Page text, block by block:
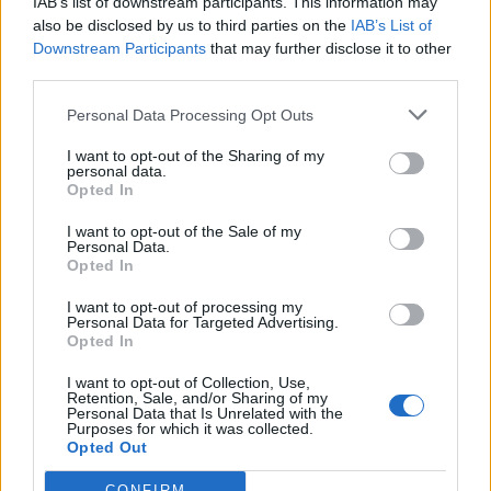
also be disclosed by us to third parties on the IAB’s List of
Downstream Participants that may further disclose it to other
Personal Data Processing Opt Outs
I want to opt-out of the Sharing of my
personal data.
Opted In
I want to opt-out of the Sale of my
Personal Data.
Opted In
I want to opt-out of processing my
Personal Data for Targeted Advertising.
Opted In
I want to opt-out of Collection, Use,
Retention, Sale, and/or Sharing of my
Personal Data that Is Unrelated with the
Purposes for which it was collected.
Opted Out
Social Media
Terms & Privacy Menu
Όροι Χρήσης Πολιτική Απορρήτου
Η εταιρεία
Ιστορικό
Σεμινάρια
Έκθεση Εικόνων
Προϊόντα